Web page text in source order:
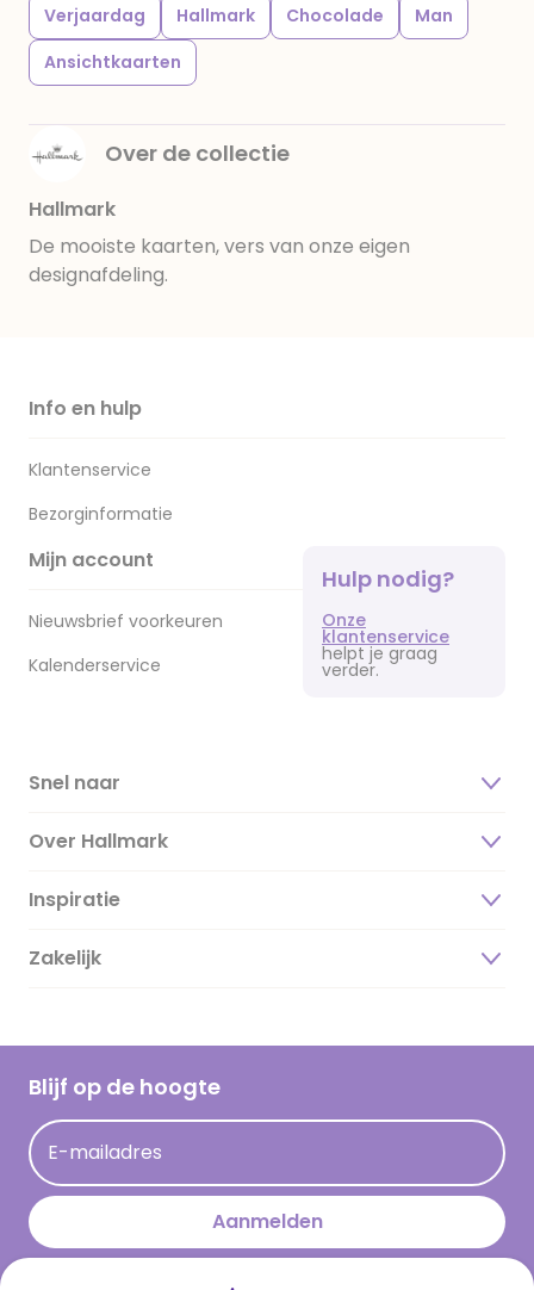
bevatten. Koel en droog bewaren.
Verjaardag Hallmark Chocolade
Man
Ansichtkaarten
Over de collectie
Hallmark
De mooiste kaarten, vers van onze eigen
designafdeling.
Info en hulp
Klantenservice
Bezorginformatie
Mijn account
Nieuwsbrief voorkeuren
Kalenderservice
Hulp nodig?
Onze
klantenservice
helpt je graag
verder.
Snel naar
Over Hallmark
Over ons
Duurzaamheid
Hallmark Kaartclub
Acties
Persberichten
Hallmark en Kinderpostzegels
Inspiratie
Magazine
Cadeau inspiratie
Kaartinspiratie
Zakelijk
Blijf op de hoogte
E-mailadres
Aanmelden